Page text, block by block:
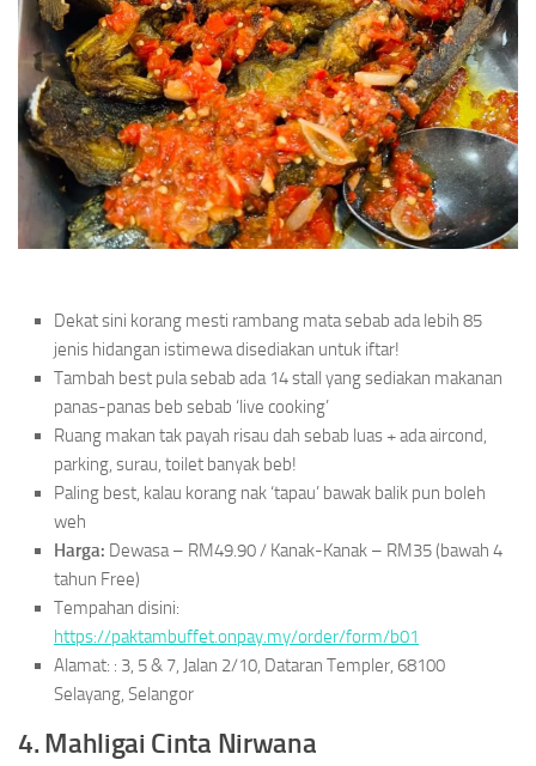
Dekat sini korang mesti rambang mata sebab ada lebih 85
jenis hidangan istimewa disediakan untuk iftar!
Tambah best pula sebab ada 14 stall yang sediakan makanan
panas-panas beb sebab ‘live cooking’
Ruang makan tak payah risau dah sebab luas + ada aircond,
parking, surau, toilet banyak beb!
Paling best, kalau korang nak ‘tapau’ bawak balik pun boleh
weh
Harga: Dewasa – RM49.90 / Kanak-Kanak – RM35 (bawah 4
tahun Free)
Tempahan disini:
https://paktambuffet.onpay.my/order/form/b01
Alamat: : 3, 5 & 7, Jalan 2/10, Dataran Templer, 68100
Selayang, Selangor
4. Mahligai Cinta Nirwana